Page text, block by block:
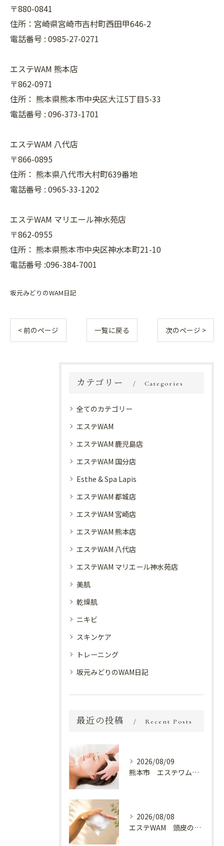
〒880-0841
住所：宮崎県宮崎市吉村町西田甲646-2
電話番号 : 0985-27-0271
エステWAM 熊本店
〒862-0971
住所： 熊本県熊本市中央区大江5丁目5-33
電話番号 : 096-373-1701
エステWAM 八代店
〒866-0895
住所： 熊本県八代市大村町639番地
電話番号 : 0965-33-1202
エステWAM マリエール神水苑店
〒862-0955
住所： 熊本県熊本市中央区神水本町21-10
電話番号 :096-384-7001
坂元みどりのWAM日記
< 前のページ 一覧に戻る 次のページ >
カテゴリー Categories
全てのカテゴリー
エステWAM
エステWAM 鹿児島店
エステWAM 国分店
Esthe & Spa Lapis
エステWAM 都城店
エステWAM 宮崎店
エステWAM 熊本店
エステWAM 八代店
エステWAM マリエール神水苑店
美肌
乾燥肌
ニキビ
スキンケア
トレーニング
坂元みどりのWAM日記
最近の投稿 Recent Posts
2026/08/09
熊本市 エステワム熊本店 癒しのクールヘッドマッサージ♬
2026/08/08
エステWAM 頭皮の健康